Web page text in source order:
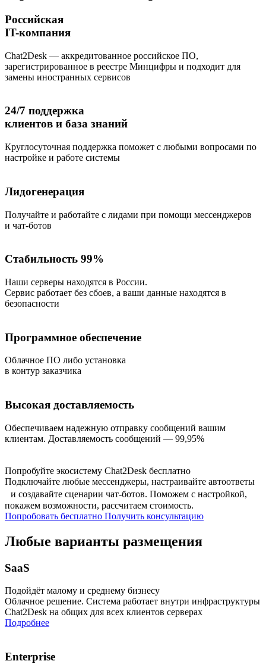
Российская
IT-компания
Chat2Desk — аккредитованное российское ПО,
зарегистрированное в реестре Минцифры и подходит для
замены иностранных сервисов
24/7 поддержка
клиентов и база знаний
Круглосуточная поддержка поможет с любыми вопросами по
настройке и работе системы
Лидогенерация
Получайте и работайте с лидами при помощи мессенджеров
и чат-ботов
Стабильность 99%
Наши серверы находятся в России.
Сервис работает без сбоев, а ваши данные находятся в
безопасности
Программное обеспечение
Облачное ПО либо установка
в контур заказчика
Высокая доставляемость
Обеспечиваем надежную отправку сообщений вашим
клиентам. Доставляемость сообщений — 99,95%
Попробуйте экосистему Chat2Desk бесплатно
Подключайте любые мессенджеры, настраивайте автоответы
и создавайте сценарии чат-ботов. Поможем с настройкой,
покажем возможности, рассчитаем стоимость.
Попробовать бесплатно Получить консультацию
Любые варианты размещения
SaaS
Подойдёт малому и среднему бизнесу
Облачное решение. Система работает внутри инфраструктуры
Chat2Desk на общих для всех клиентов серверах
Подробнее
Enterprise